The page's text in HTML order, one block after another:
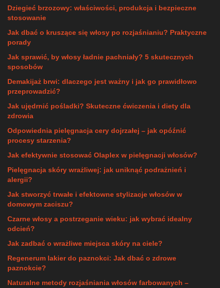
Dziegieć brzozowy: właściwości, produkcja i bezpieczne
stosowanie
Jak dbać o kruszące się włosy po rozjaśnianiu? Praktyczne
porady
Jak sprawić, by włosy ładnie pachniały? 5 skutecznych
sposobów
Demakijaż brwi: dlaczego jest ważny i jak go prawidłowo
przeprowadzić?
Jak ujędrnić pośladki? Skuteczne ćwiczenia i diety dla
zdrowia
Odpowiednia pielęgnacja cery dojrzałej – jak opóźnić
procesy starzenia?
Jak efektywnie stosować Olaplex w pielęgnacji włosów?
Pielęgnacja skóry wrażliwej: jak uniknąć podrażnień i
alergii?
Jak stworzyć trwałe i efektowne stylizacje włosów w
domowym zaciszu?
Czarne włosy a postrzeganie wieku: jak wybrać idealny
odcień?
Jak zadbać o wrażliwe miejsca skóry na ciele?
Regenerum lakier do paznokci: Jak dbać o zdrowe
paznokcie?
Naturalne metody rozjaśniania włosów farbowanych –